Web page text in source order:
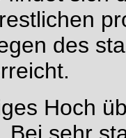
des
Hoch
Bei sehr